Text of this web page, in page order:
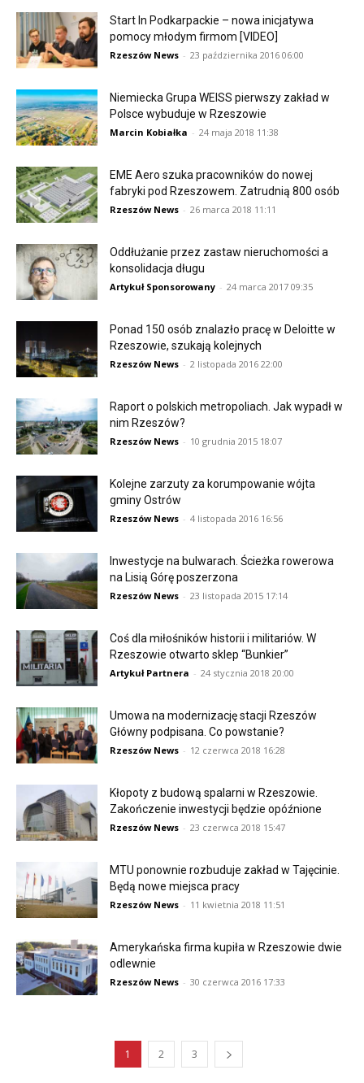
Start In Podkarpackie – nowa inicjatywa
pomocy młodym firmom [VIDEO]
Rzeszów News - 23 października 2016 06:00
Niemiecka Grupa WEISS pierwszy zakład w
Polsce wybuduje w Rzeszowie
Marcin Kobiałka - 24 maja 2018 11:38
EME Aero szuka pracowników do nowej
fabryki pod Rzeszowem. Zatrudnią 800 osób
Rzeszów News - 26 marca 2018 11:11
Oddłużanie przez zastaw nieruchomości a
konsolidacja długu
Artykuł Sponsorowany - 24 marca 2017 09:35
Ponad 150 osób znalazło pracę w Deloitte w
Rzeszowie, szukają kolejnych
Rzeszów News - 2 listopada 2016 22:00
Raport o polskich metropoliach. Jak wypadł w
nim Rzeszów?
Rzeszów News - 10 grudnia 2015 18:07
Kolejne zarzuty za korumpowanie wójta
gminy Ostrów
Rzeszów News - 4 listopada 2016 16:56
Inwestycje na bulwarach. Ścieżka rowerowa
na Lisią Górę poszerzona
Rzeszów News - 23 listopada 2015 17:14
Coś dla miłośników historii i militariów. W
Rzeszowie otwarto sklep “Bunkier”
Artykuł Partnera - 24 stycznia 2018 20:00
Umowa na modernizację stacji Rzeszów
Główny podpisana. Co powstanie?
Rzeszów News - 12 czerwca 2018 16:28
Kłopoty z budową spalarni w Rzeszowie.
Zakończenie inwestycji będzie opóźnione
Rzeszów News - 23 czerwca 2018 15:47
MTU ponownie rozbuduje zakład w Tajęcinie.
Będą nowe miejsca pracy
Rzeszów News - 11 kwietnia 2018 11:51
Amerykańska firma kupiła w Rzeszowie dwie
odlewnie
Rzeszów News - 30 czerwca 2016 17:33
1 2 3